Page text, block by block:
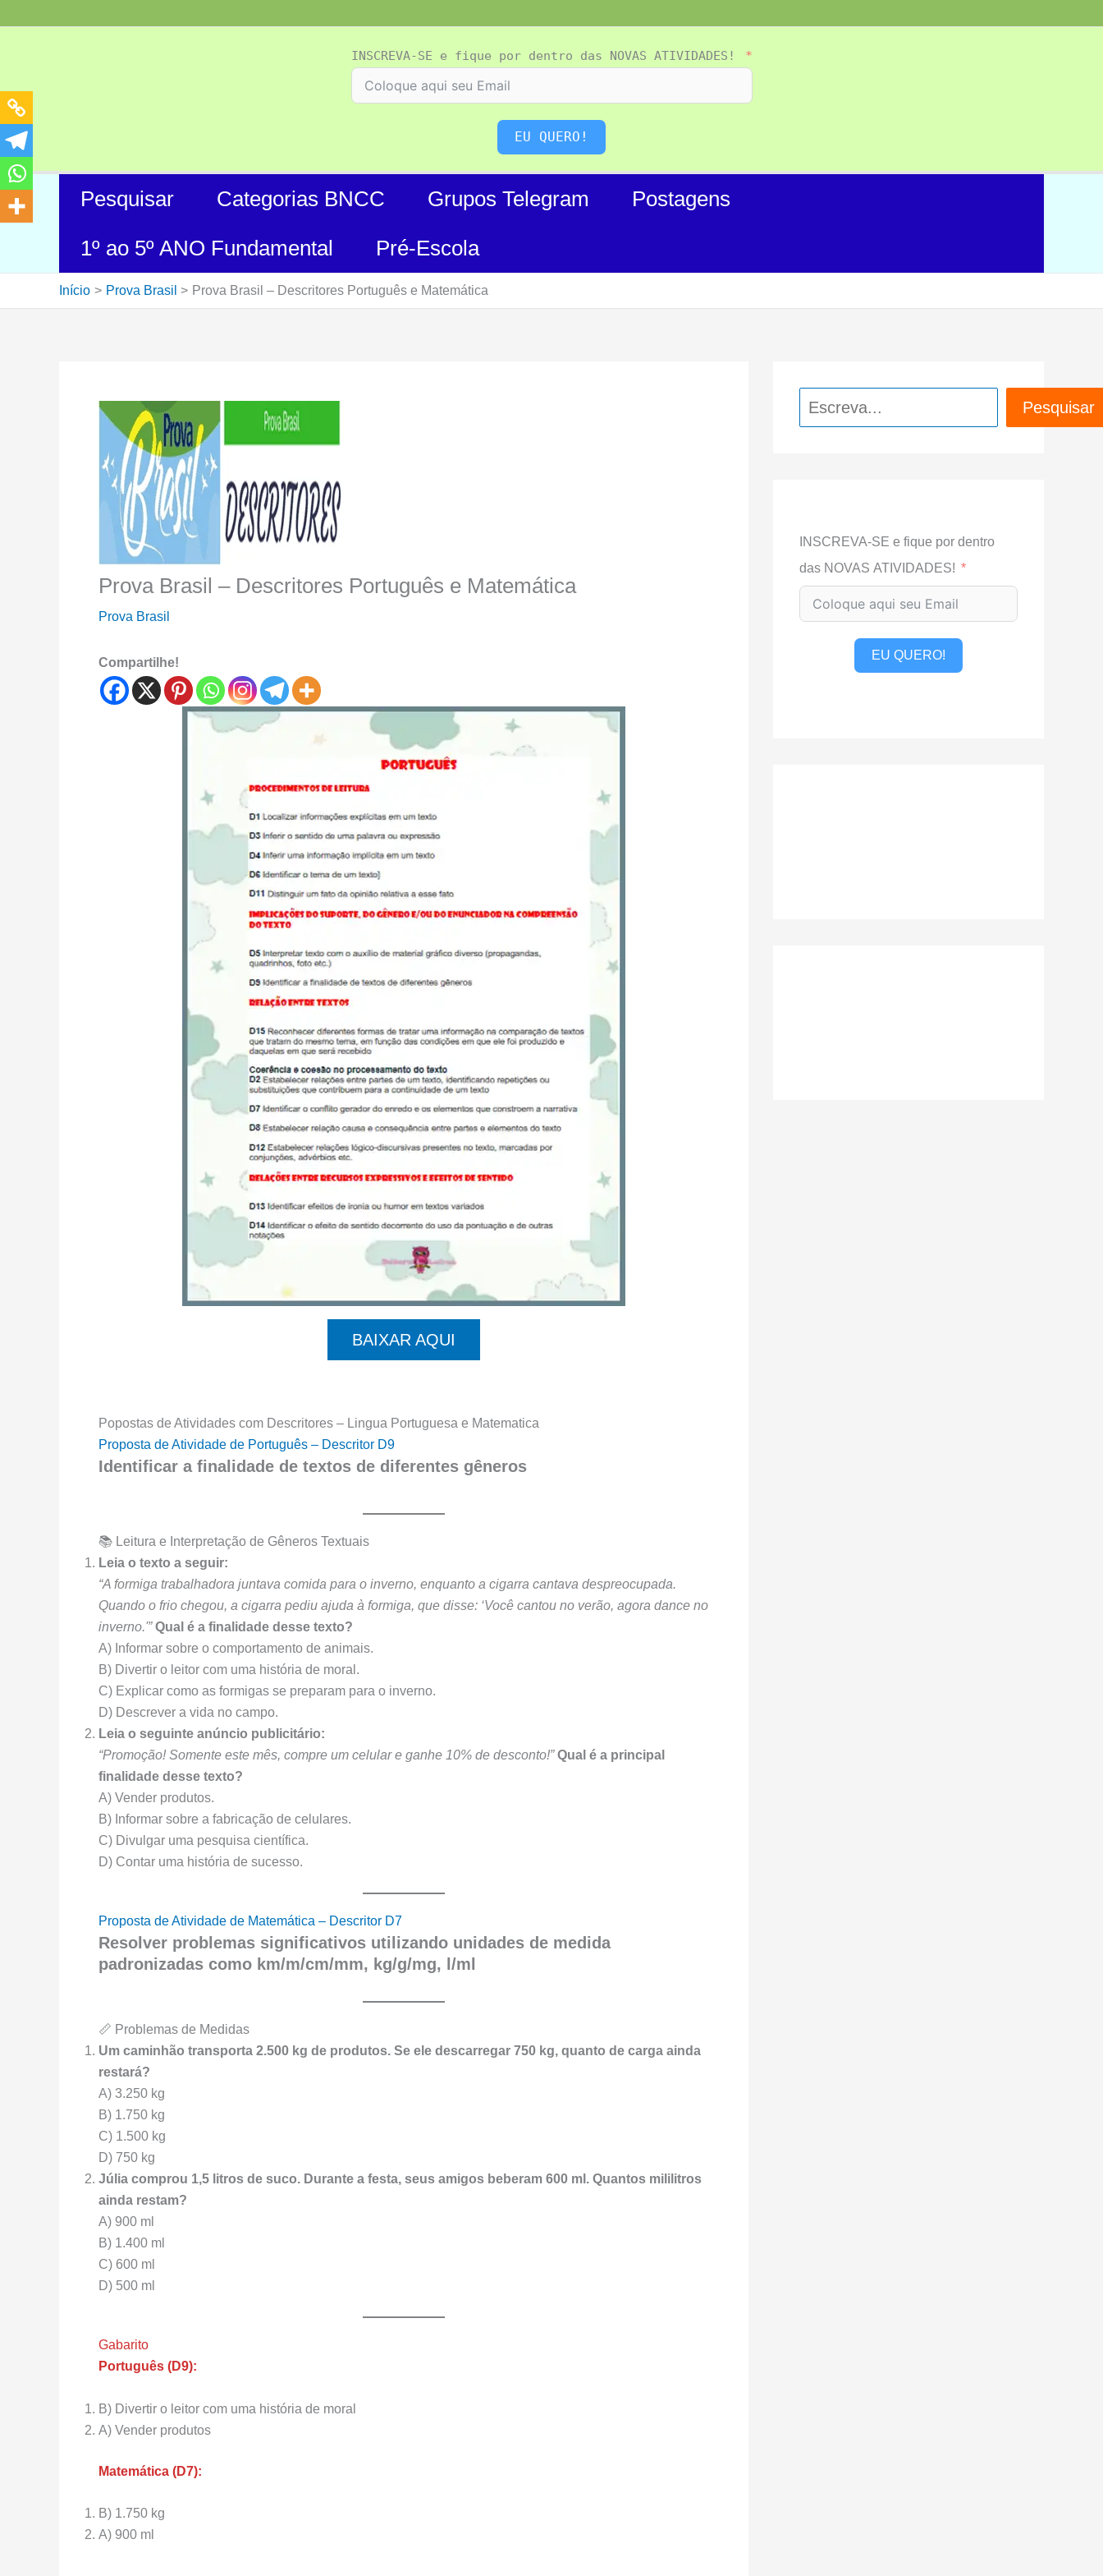
para
INSCREVA-SE e fique por dentro das NOVAS ATIVIDADES!
EU QUERO!
Pesquisar Categorias BNCC Grupos Telegram
Postagens
1º ao 5º ANO Fundamental
Pré-Escola
Início Prova Brasil Prova Brasil – Descritores Português e Matemática
Prova Brasil – Descritores Português e Matemática
Prova Brasil
Compartilhe!
BAIXAR AQUI
Popostas de Atividades com Descritores – Lingua Portuguesa e Matematica
Proposta de Atividade de Português – Descritor D9
Identificar a finalidade de textos de diferentes gêneros
📚 Leitura e Interpretação de Gêneros Textuais
Leia o texto a seguir:
“A formiga trabalhadora juntava comida para o inverno, enquanto a cigarra cantava despreocupada.
Quando o frio chegou, a cigarra pediu ajuda à formiga, que disse: ‘Você cantou no verão, agora dance no
inverno.'” Qual é a finalidade desse texto?
A) Informar sobre o comportamento de animais.
B) Divertir o leitor com uma história de moral.
C) Explicar como as formigas se preparam para o inverno.
D) Descrever a vida no campo.
Leia o seguinte anúncio publicitário:
“Promoção! Somente este mês, compre um celular e ganhe 10% de desconto!” Qual é a principal
finalidade desse texto?
A) Vender produtos.
B) Informar sobre a fabricação de celulares.
C) Divulgar uma pesquisa científica.
D) Contar uma história de sucesso.
Proposta de Atividade de Matemática – Descritor D7
Resolver problemas significativos utilizando unidades de medida
padronizadas como km/m/cm/mm, kg/g/mg, l/ml
📏 Problemas de Medidas
Um caminhão transporta 2.500 kg de produtos. Se ele descarregar 750 kg, quanto de carga ainda
restará?
A) 3.250 kg
B) 1.750 kg
C) 1.500 kg
D) 750 kg
Júlia comprou 1,5 litros de suco. Durante a festa, seus amigos beberam 600 ml. Quantos mililitros
ainda restam?
A) 900 ml
B) 1.400 ml
C) 600 ml
D) 500 ml
Gabarito
Português (D9):
B) Divertir o leitor com uma história de moral
A) Vender produtos
Matemática (D7):
B) 1.750 kg
A) 900 ml
Pesquisar Pesquisar
INSCREVA-SE e fique por dentro
das NOVAS ATIVIDADES!
EU QUERO!